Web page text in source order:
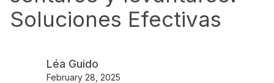
Soluciones Efectivas
Léa Guido
February 28, 2025